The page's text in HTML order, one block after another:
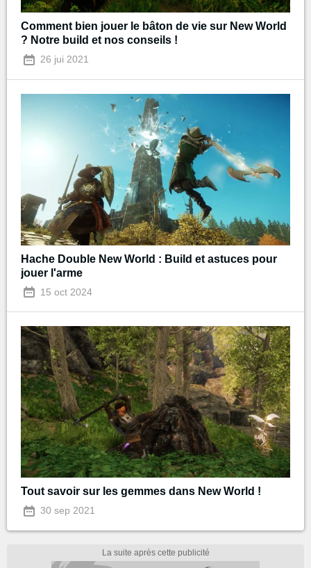
Comment bien jouer le bâton de vie sur New World
? Notre build et nos conseils !
26 jui 2021
Hache Double New World : Build et astuces pour
jouer l'arme
15 oct 2024
Tout savoir sur les gemmes dans New World !
30 sep 2021